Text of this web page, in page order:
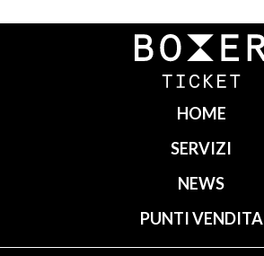
Navigazione
HOME
SERVIZI
NEWS
PUNTI VENDITA